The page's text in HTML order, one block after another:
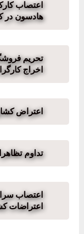
اعتصاب
هادسون در
تحریم
اخراج
اعتراض
تداوم
اعتصاب
اعتراضات